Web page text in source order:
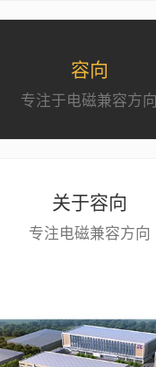
容向
专注于电磁兼容方向
关于容向
专注电磁兼容方向